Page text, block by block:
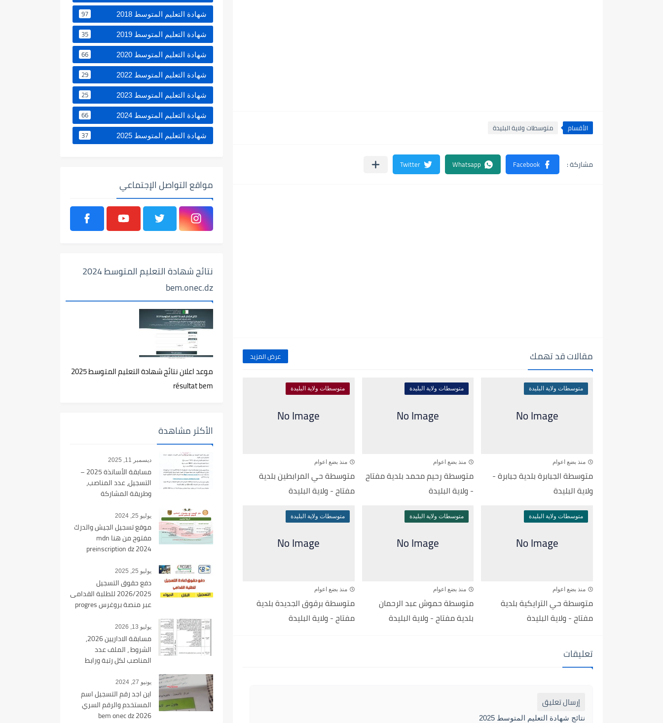
الأقسام متوسطات ولاية البليدة
مقالات قد تهمك عرض المزيد
متوسطات ولاية البليدة
منذ بضع اعوام
متوسطة الجبابرة بلدية جبابرة -
ولاية البليدة
متوسطات ولاية البليدة
منذ بضع اعوام
متوسطة رحيم محمد بلدية مفتاح
- ولاية البليدة
متوسطات ولاية البليدة
منذ بضع اعوام
متوسطة حي المرابطين بلدية
مفتاح - ولاية البليدة
متوسطات ولاية البليدة
منذ بضع اعوام
متوسطة حي الترايكية بلدية
مفتاح - ولاية البليدة
متوسطات ولاية البليدة
منذ بضع اعوام
متوسطة حموش عبد الرحمان
بلدية مفتاح - ولاية البليدة
متوسطات ولاية البليدة
منذ بضع اعوام
متوسطة برقوق الجديدة بلدية
مفتاح - ولاية البليدة
تعليقات
إرسال تعليق
نتائج شهادة التعليم المتوسط 2025
شهادة التعليم المتوسط 2018 97
شهادة التعليم المتوسط 2019 35
شهادة التعليم المتوسط 2020 66
شهادة التعليم المتوسط 2022 29
شهادة التعليم المتوسط 2023 25
شهادة التعليم المتوسط 2024 66
شهادة التعليم المتوسط 2025 37
مواقع التواصل الإجتماعي
نتائج شهادة التعليم المتوسط 2024
bem.onec.dz
موعد اعلان نتائج شهادة التعليم المتوسط 2025
résultat bem
الأكثر مشاهدة
ديسمبر 11, 2025
مسابقة الأساتذة 2025 –
التسجيل، عدد المناصب،
وطريقة المشاركة
يوليو 25, 2024
موقع تسجيل الجيش والدرك
مفتوح من هنا mdn
preinscription dz 2024
يوليو 25, 2025
دفع حقوق التسجيل
2026/2025 للطلبة القدامى
عبر منصة بروغرس progres
يوليو 13, 2026
مسابقة الاداريين 2026,
الشروط ، الملف عدد
المناصب لكل رتبة ورابط
يونيو 27, 2024
اين اجد رقم التسجيل اسم
المستخدم والرقم السري
bem onec dz 2026